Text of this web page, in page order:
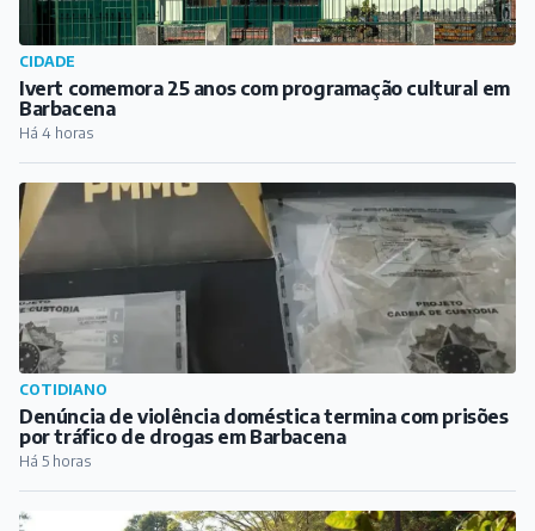
CIDADE
Ivert comemora 25 anos com programação cultural em
Barbacena
Há 4 horas
COTIDIANO
Denúncia de violência doméstica termina com prisões
por tráfico de drogas em Barbacena
Há 5 horas